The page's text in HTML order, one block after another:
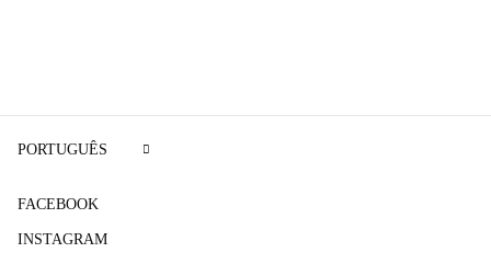
FACEBOOK
INSTAGRAM
PORTUGUÊS